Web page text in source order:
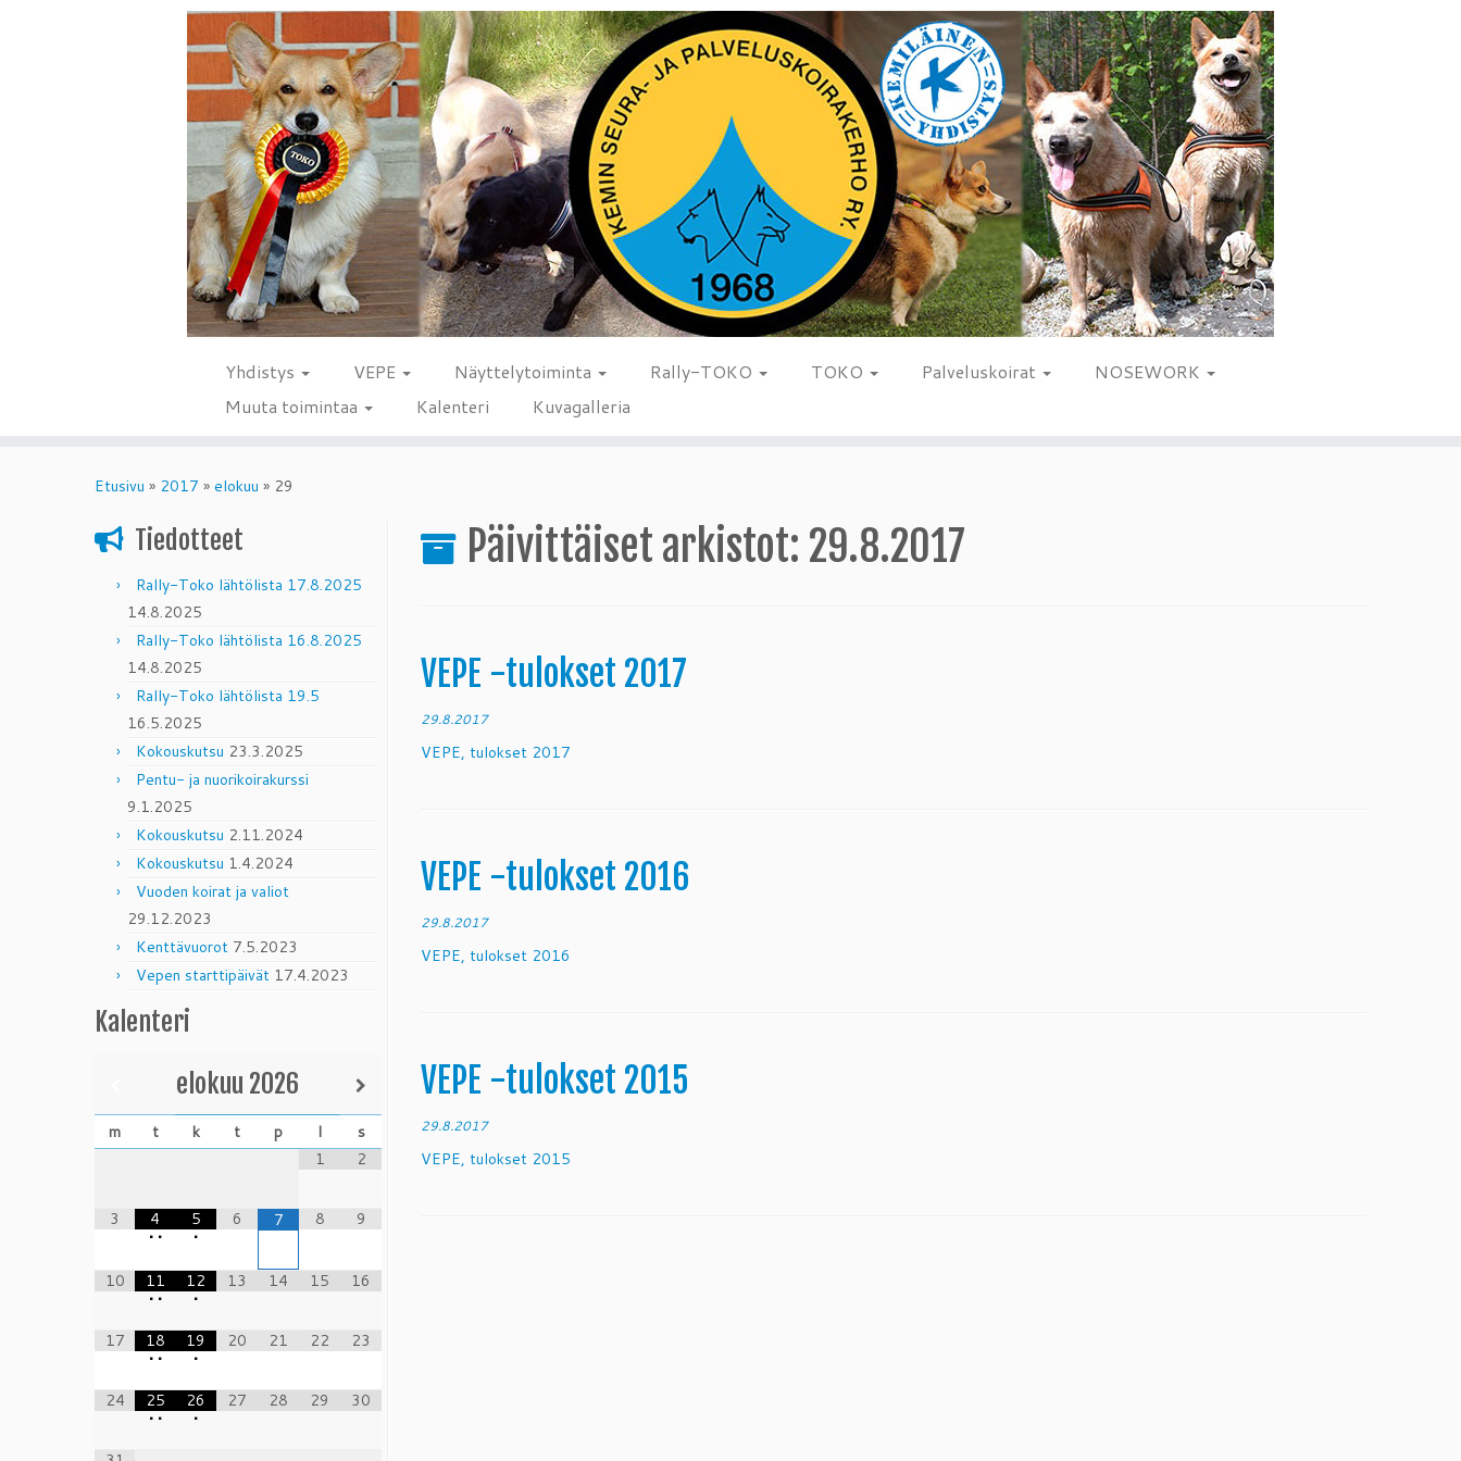
Yhdistys VEPE Näyttelytoiminta Rally-TOKO TOKO Palveluskoirat
NOSEWORK
Muuta toimintaa
Kalenteri Kuvagalleria
Etusivu » 2017 » elokuu » 29
Tiedotteet
Rally-Toko lähtölista 17.8.2025
14.8.2025
Rally-Toko lähtölista 16.8.2025
14.8.2025
Rally-Toko lähtölista 19.5
16.5.2025
Kokouskutsu 23.3.2025
Pentu- ja nuorikoirakurssi
9.1.2025
Kokouskutsu 2.11.2024
Kokouskutsu 1.4.2024
Vuoden koirat ja valiot
29.12.2023
Kenttävuorot 7.5.2023
Vepen starttipäivät 17.4.2023
Kalenteri
elokuu 2026
m t k t p l
s
1
2
3
4
• •
5
•
6 7 8 9
10
11
• •
12
•
13 14 15 16
17
18
• •
19
•
20 21 22 23
24
25
• •
26
•
27 28 29 30
Päivittäiset arkistot: 29.8.2017
VEPE -tulokset 2017
29.8.2017
VEPE, tulokset 2017
VEPE -tulokset 2016
29.8.2017
VEPE, tulokset 2016
VEPE -tulokset 2015
29.8.2017
VEPE, tulokset 2015